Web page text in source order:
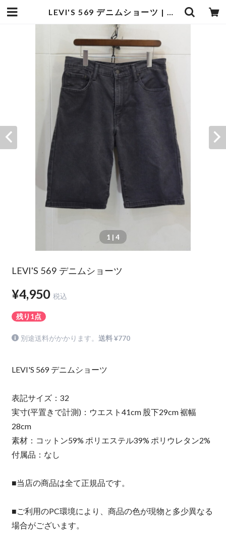
LEVI'S 569 デニムショーツ | goodbadstore
1 | 4
LEVI'S 569 デニムショーツ
¥4,950 税込
残り1点
別途送料がかかります。送料 ¥770
LEVI'S 569 デニムショーツ
表記サイズ：32
実寸(平置きで計測)：ウエスト41cm 股下29cm 裾幅
28cm
素材：コットン59% ポリエステル39% ポリウレタン2%
付属品：なし
■当店の商品は全て正規品です。
■ご利用のPC環境により、商品の色が現物と多少異なる
場合がございます。